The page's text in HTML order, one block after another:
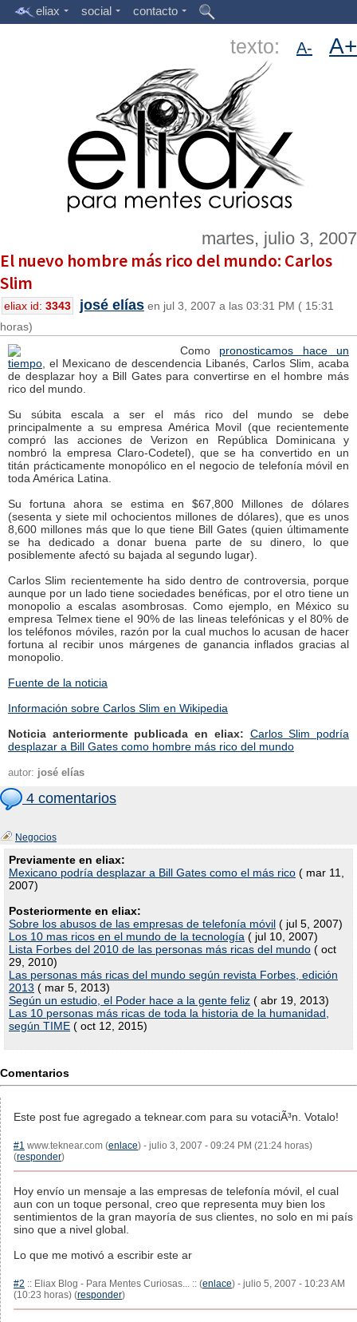
eliax social contacto
texto: A- A+
martes, julio 3, 2007
El nuevo hombre más rico del mundo: Carlos
Slim
eliax id: 3343 josé elías en jul 3, 2007 a las 03:31 PM ( 15:31
horas)
Como pronosticamos hace un
tiempo , el Mexicano de descendencia Libanés, Carlos Slim, acaba
de desplazar hoy a Bill Gates para convertirse en el hombre más
rico del mundo.
Su súbita escala a ser el más rico del mundo se debe
principalmente a su empresa América Movil (que recientemente
compró las acciones de Verizon en República Dominicana y
nombró la empresa Claro-Codetel), que se ha convertido en un
titán prácticamente monopólico en el negocio de telefonía móvil en
toda América Latina.
Su fortuna ahora se estima en $67,800 Millones de dólares
(sesenta y siete mil ochocientos millones de dólares), que es unos
8,600 millones más que lo que tiene Bill Gates (quien últimamente
se ha dedicado a donar buena parte de su dinero, lo que
posiblemente afectó su bajada al segundo lugar).
Carlos Slim recientemente ha sido dentro de controversia, porque
aunque por un lado tiene sociedades benéficas, por el otro tiene un
monopolio a escalas asombrosas. Como ejemplo, en México su
empresa Telmex tiene el 90% de las lineas telefónicas y el 80% de
los teléfonos móviles, razón por la cual muchos lo acusan de hacer
fortuna al recibir unos márgenes de ganancia inflados gracias al
monopolio.
Fuente de la noticia
Información sobre Carlos Slim en Wikipedia
Noticia anteriormente publicada en eliax: Carlos Slim podría
desplazar a Bill Gates como hombre más rico del mundo
autor: josé elías
4 comentarios
Negocios
Previamente en eliax:
Mexicano podría desplazar a Bill Gates como el más rico ( mar 11,
2007)
Posteriormente en eliax:
Sobre los abusos de las empresas de telefonía móvil ( jul 5, 2007)
Los 10 mas ricos en el mundo de la tecnología ( jul 10, 2007)
Lista Forbes del 2010 de las personas más ricas del mundo ( oct
29, 2010)
Las personas más ricas del mundo según revista Forbes, edición
2013 ( mar 5, 2013)
Según un estudio, el Poder hace a la gente feliz ( abr 19, 2013)
Las 10 personas más ricas de toda la historia de la humanidad,
según TIME ( oct 12, 2015)
Comentarios
Este post fue agregado a teknear.com para su votaciÃ³n. Votalo!
#1 www.teknear.com (enlace) - julio 3, 2007 - 09:24 PM (21:24 horas)
(responder)
Hoy envío un mensaje a las empresas de telefonía móvil, el cual
aun con un toque personal, creo que representa muy bien los
sentimientos de la gran mayoría de sus clientes, no solo en mi país
sino que a nivel global.
Lo que me motivó a escribir este ar
#2 :: Eliax Blog - Para Mentes Curiosas... :: (enlace) - julio 5, 2007 - 10:23 AM
(10:23 horas) (responder)